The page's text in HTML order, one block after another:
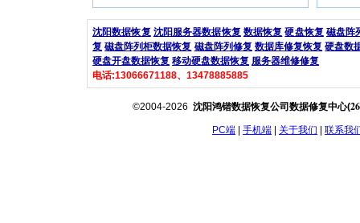
沈阳数据恢复 沈阳服务器数据恢复 数据恢复 硬盘恢复 磁盘阵
复 磁盘阵列柜数据恢复 磁盘阵列修复 数据库修复恢复 硬盘数
硬盘开盘数据恢复 移动硬盘数据恢复 服务器维修修复
电话:13066671188、13478885885
©2004-2026 沈阳鸿锴数据恢复公司数据修复中心(
PC端 手机端 关于我们 联系我